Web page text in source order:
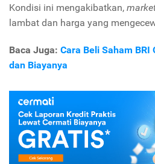
Kondisi ini mengakibatkan,
lambat dan harga yang
Baca Juga: Cara Beli Saham BRI
dan Biayanya